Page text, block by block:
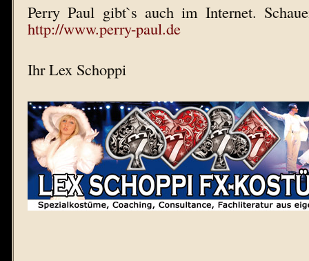
Perry Paul gibt`s auch im Internet.
http://www.perry-paul.de
Ihr Lex Schoppi